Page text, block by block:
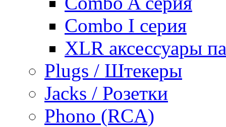
Combo I серия
XLR аксессуары
Plugs / Штекеры
Jacks / Розетки
Phono (RCA)